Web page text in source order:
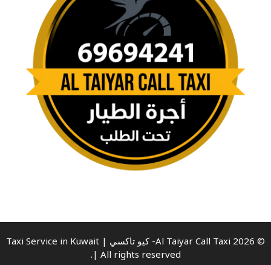
© 2026 Al Taiyar Call Taxi- كيو تاكسي | Taxi Service in Kuwait
| All rights reserved.